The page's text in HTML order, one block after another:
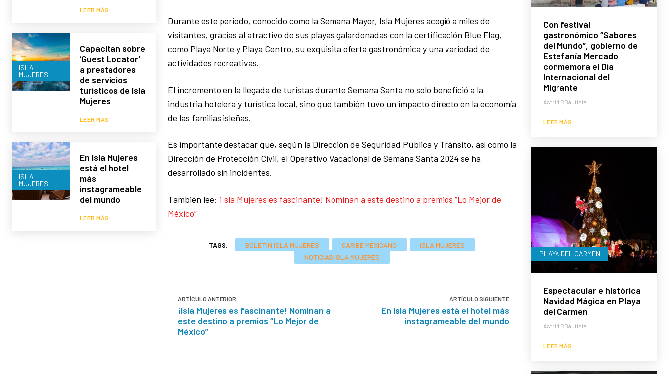
LEER MÁS
ISLA
MUJERES
Capacitan sobre
‘Guest Locator’
a prestadores
de servicios
turísticos de Isla
Mujeres
LEER MÁS
ISLA
MUJERES
En Isla Mujeres
está el hotel
más
instagrameable
del mundo
LEER MÁS
Durante este periodo, conocido como la Semana Mayor, Isla Mujeres acogió a miles de
visitantes, gracias al atractivo de sus playas galardonadas con la certificación Blue Flag,
como Playa Norte y Playa Centro, su exquisita oferta gastronómica y una variedad de
actividades recreativas.
El incremento en la llegada de turistas durante Semana Santa no solo benefició a la
industria hotelera y turística local, sino que también tuvo un impacto directo en la economía
de las familias isleñas.
Es importante destacar que, según la Dirección de Seguridad Pública y Tránsito, así como la
Dirección de Protección Civil, el Operativo Vacacional de Semana Santa 2024 se ha
desarrollado sin incidentes.
También lee: ¡Isla Mujeres es fascinante! Nominan a este destino a premios “Lo Mejor de
México”
TAGS: BOLETÍN ISLA MUJERES CARIBE MEXICANO
ISLA MUJERES
NOTICIAS ISLA MUJERES
ARTÍCULO ANTERIOR
¡Isla Mujeres es fascinante! Nominan a
este destino a premios “Lo Mejor de
México”
ARTÍCULO SIGUIENTE
En Isla Mujeres está el hotel más
instagrameable del mundo
Con festival
gastronómico “Sabores
del Mundo”, gobierno de
Estefanía Mercado
conmemora el Día
Internacional del
Migrante
Astrid RBautista
LEER MÁS
PLAYA DEL CARMEN
Espectacular e histórica
Navidad Mágica en Playa
del Carmen
Astrid RBautista
LEER MÁS